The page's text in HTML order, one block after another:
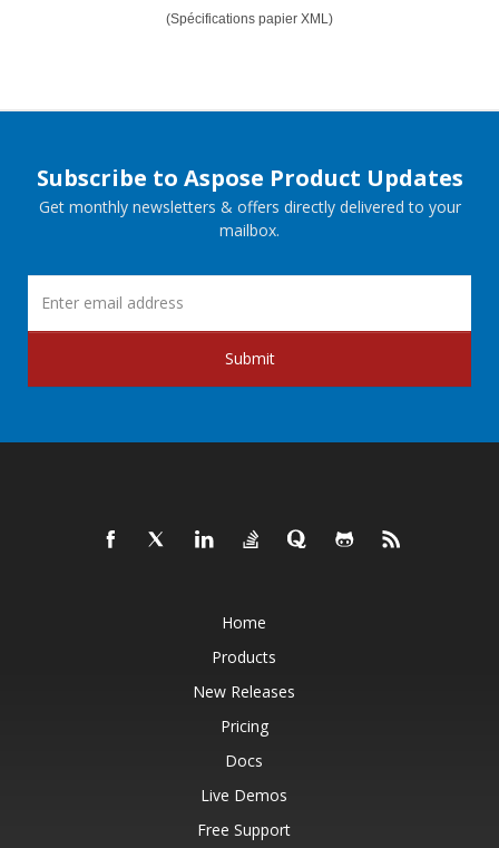
(Spécifications papier XML)
Subscribe to Aspose Product Updates
Get monthly newsletters & offers directly delivered to your
mailbox.
Submit
Home
Products
New Releases
Pricing
Docs
Live Demos
Free Support